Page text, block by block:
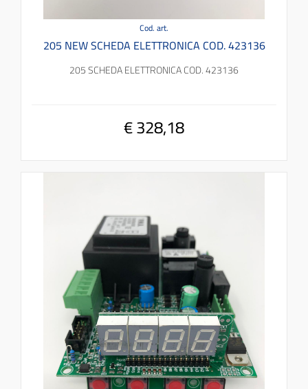
Cod. art.
205 NEW SCHEDA ELETTRONICA COD. 423136
205 SCHEDA ELETTRONICA COD. 423136
€ 328,18